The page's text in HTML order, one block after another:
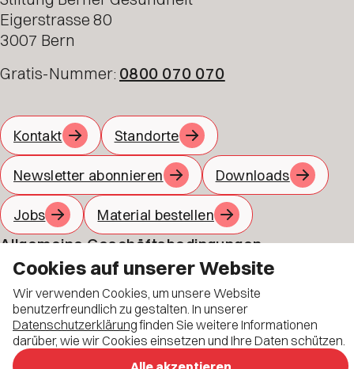
Eigerstrasse 80
3007 Bern
Gratis-Nummer: 0800 070 070
Kontakt Standorte
Newsletter abonnieren Downloads
Jobs Material bestellen
Allgemeine Geschäftsbedingungen
Datenschutz
Impressum
Cookies auf unserer Website
Wir verwenden Cookies, um unsere Website
benutzerfreundlich zu gestalten. In unserer
Datenschutzerklärungfinden Sie weitere Informationen
darüber, wie wir Cookies einsetzen und Ihre Daten schützen.